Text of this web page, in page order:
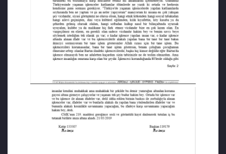
Hasan Aksoy, 21 Mayıs 2019’da Bartın Ağır
Ceza Mahkemesinde yaptığı ilk
savunmasında, ailesiyle birlikte bir tekneye
binip ülkesini terk etmesine sebep olanların
Bartın Emniyet Müdürlüğü’ndeki işkenceciler
olduğunu söyledi.
Aksoy, “Savcı beye söylemek istediğim tek şu
var; o kadar işkence yapılan insan var, o
kadar işkence altında alınan ifade var ve bu
işkencecilerle alakalı yapılan bana bir tane,
bir tane bakın, ikinciyi sormuyorum, bir tane